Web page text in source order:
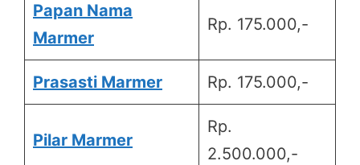
Papan Nama
Marmer
Rp. 175.000,-
Prasasti Marmer Rp. 175.000,-
Pilar Marmer
Rp.
2.500.000,-